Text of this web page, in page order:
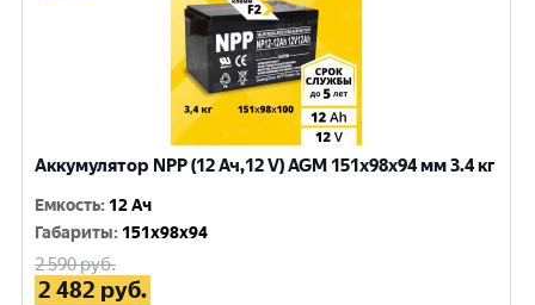
Аккумулятор NPP (12 Ач,12 V) AGM 151x98x94 мм 3.4 кг
Емкость: 12 Ач
Габариты: 151x98x94
2 590руб.
2 482 руб.